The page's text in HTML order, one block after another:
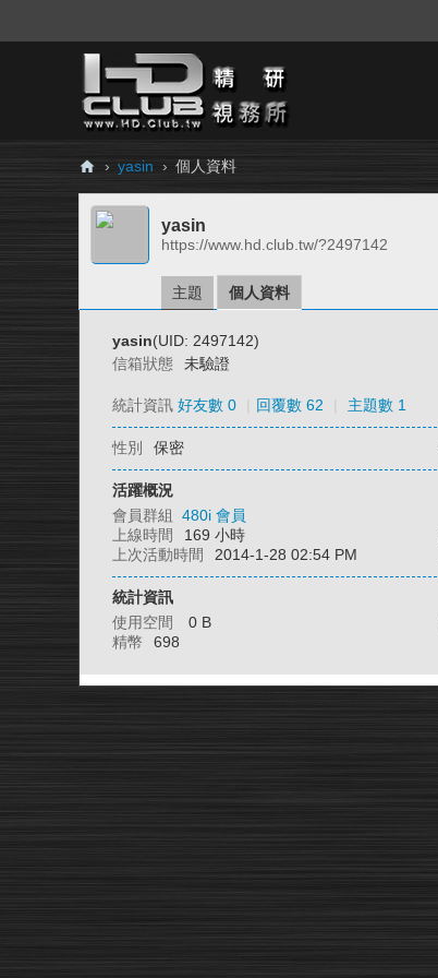
H
Cl
› yasin › 個人資料
yasin
https://www.hd.club.tw/?2497142
主題 個人資料
yasin(UID: 2497142)
信箱狀態
未驗證
統計資訊 好友數 0 回覆數 62 主題數 1
性別 保密
活躍概況
會員群組 480i 會員
上線時間
169 小時
上次活動時間
2014-1-28 02:54 PM
統計資訊
使用空間
0 B
精幣
698